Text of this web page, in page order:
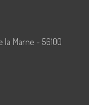
la Marne - 56100